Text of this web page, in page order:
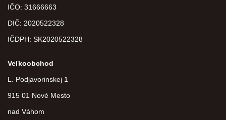
IČO: 31666663
DIČ: 2020522328
IČDPH: SK2020522328
Veľkoobchod
L. Podjavorinskej 1
915 01 Nové Mesto
nad Váhom